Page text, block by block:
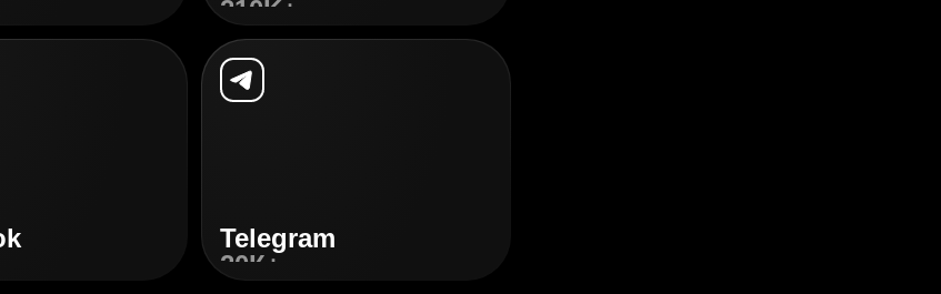
210K+
Telegram
20К+